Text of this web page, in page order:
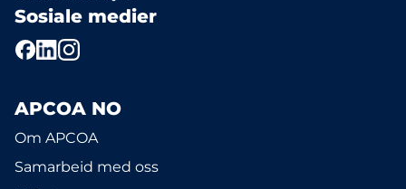
Sosiale medier
APCOA NO
Om APCOA
Samarbeid med oss